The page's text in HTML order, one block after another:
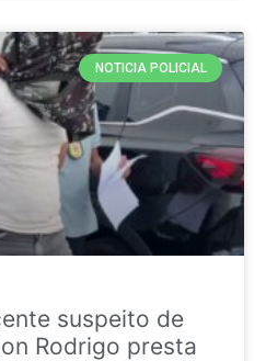
NOTICIA POLICIAL
suspeito de
Rodrigo presta